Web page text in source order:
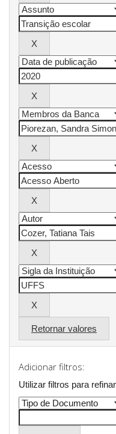
Retornar valores
Adicionar filtros:
Utilizar filtros para